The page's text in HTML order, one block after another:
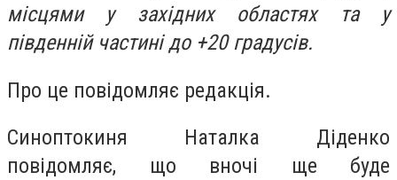
місцями у західних областях та у
південній частині до +20 градусів.
Про це повідомляє редакція.
Синоптокиня Наталка Діденко
повідомляє, що вночі ще буде